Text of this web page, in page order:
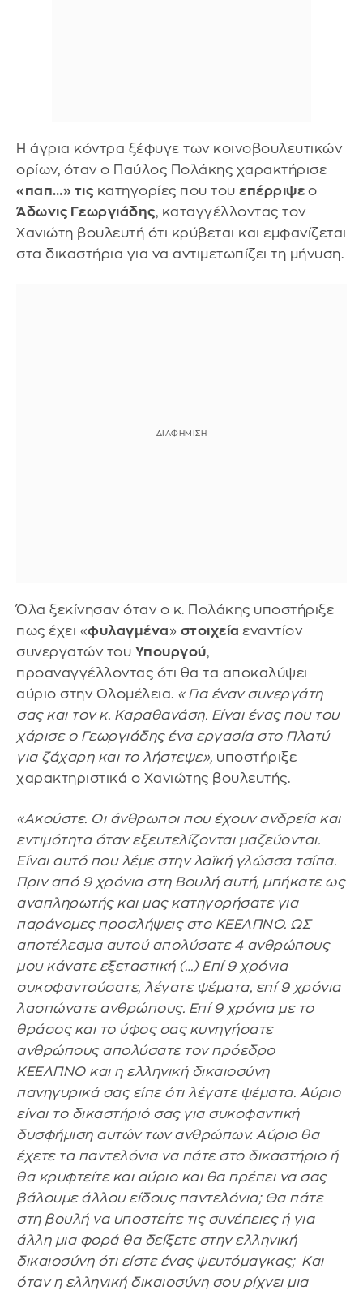
Η άγρια κόντρα ξέφυγε των κοινοβουλευτικών
ορίων, όταν ο Παύλος Πολάκης χαρακτήρισε
«παπ…» τις κατηγορίες που του επέρριψε ο
Άδωνις Γεωργιάδης, καταγγέλλοντας τον
Χανιώτη βουλευτή ότι κρύβεται και εμφανίζεται
στα δικαστήρια για να αντιμετωπίζει τη μήνυση.
Όλα ξεκίνησαν όταν ο κ. Πολάκης υποστήριξε
πως έχει «φυλαγμένα» στοιχεία εναντίον
συνεργατών του Υπουργού,
προαναγγέλλοντας ότι θα τα αποκαλύψει
αύριο στην Ολομέλεια. «Για έναν συνεργάτη
σας και τον κ. Καραθανάση. Είναι ένας που του
χάρισε ο Γεωργιάδης ένα εργασία στο Πλατύ
για ζάχαρη και το λήστεψε», υποστήριξε
χαρακτηριστικά ο Χανιώτης βουλευτής.
«Ακούστε. Οι άνθρωποι που έχουν ανδρεία και
εντιμότητα όταν εξευτελίζονται μαζεύονται.
Είναι αυτό που λέμε στην λαϊκή γλώσσα τσίπα.
Πριν από 9 χρόνια στη Βουλή αυτή, μπήκατε ως
αναπληρωτής και μας κατηγορήσατε για
παράνομες προσλήψεις στο ΚΕΕΛΠΝΟ. ΩΣ
αποτέλεσμα αυτού απολύσατε 4 ανθρώπους
μου κάνατε εξεταστική (…) Επί 9 χρόνια
συκοφαντούσατε, λέγατε ψέματα, επί 9 χρόνια
λασπώνατε ανθρώπους. Επί 9 χρόνια με το
θράσος και το ύφος σας κυνηγήσατε
ανθρώπους απολύσατε τον πρόεδρο
ΚΕΕΛΠΝΟ και η ελληνική δικαιοσύνη
πανηγυρικά σας είπε ότι λέγατε ψέματα. Αύριο
είναι το δικαστήριό σας για συκοφαντική
δυσφήμιση αυτών των ανθρώπων. Αύριο θα
έχετε τα παντελόνια να πάτε στο δικαστήριο ή
θα κρυφτείτε και αύριο και θα πρέπει να σας
βάλουμε άλλου είδους παντελόνια; Θα πάτε
στη βουλή να υποστείτε τις συνέπειες ή για
άλλη μια φορά θα δείξετε στην ελληνική
δικαιοσύνη ότι είστε ένας ψευτόμαγκας; Και
όταν η ελληνική δικαιοσύνη σου ρίχνει μια